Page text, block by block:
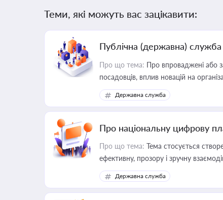
Теми, які можуть вас зацікавити:
Публічна (державна) служба
Про що тема: Про впроваджені або
посадовців, вплив новацій на
Державна служба
Про національну цифрову
Про що тема: Тема стосується
ефективну, прозору і зручну
Державна служба